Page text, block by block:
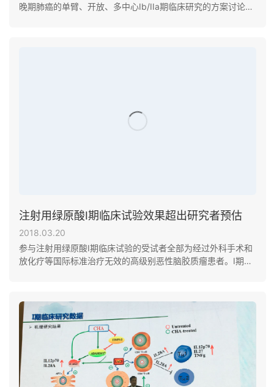
晚期肺癌的单臂、开放、多中心Ib/IIa期临床研究的方案讨论
注射用绿原酸Ⅰ期临床试验效果超出研究者预估
2018.03.20
参与注射用绿原酸Ⅰ期临床试验的受试者全部为经过外科手术和
放化疗等国际标准治疗无效的高级别恶性脑胶质瘤患者。Ⅰ期临